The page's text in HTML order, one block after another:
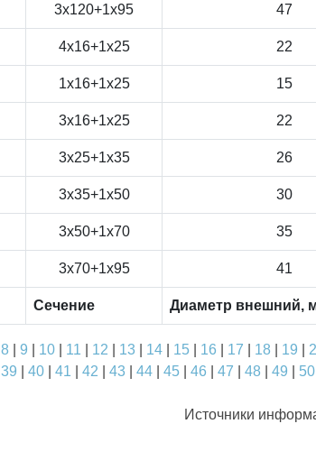
3x120+1x95 47
4x16+1x25 22
1x16+1x25 15
3x16+1x25 22
3x25+1x35 26
3x35+1x50 30
3x50+1x70 35
3x70+1x95 41
Сечение Диаметр внешний,
8| 9 10| 11 12 13| 14| 15| 16 17 18| 19
39 40 41 42 43 44 45 46 47 48 49 50
Источники